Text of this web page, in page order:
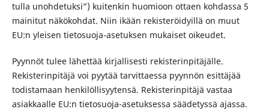
tulla unohdetuksi”) kuitenkin huomioon ottaen kohdassa 5
mainitut näkökohdat. Niin ikään rekisteröidyillä on muut
EU:n yleisen tietosuoja-asetuksen mukaiset oikeudet.
Pyynnöt tulee lähettää kirjallisesti rekisterinpitäjälle.
Rekisterinpitäjä voi pyytää tarvittaessa pyynnön esittäjää
todistamaan henkilöllisyytensä. Rekisterinpitäjä vastaa
asiakkaalle EU:n tietosuoja-asetuksessa säädetyssä ajassa.